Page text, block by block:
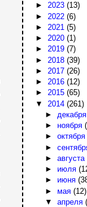
►2023(13)
► 2022(6)
► 2021(5)
►2020(1)
►2019(7)
► 2018(39)
► 2017(26)
►2016(12)
►2015(65)
▼ 2014(261)
► декабря
► ноября
► октября
►
► августа
► июля
► июня
► мая (12)
▼ апреля